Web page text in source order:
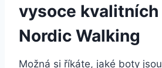
vysoce kvalitních
Nordic Walking
Možná si říkáte, jaké ‍boty